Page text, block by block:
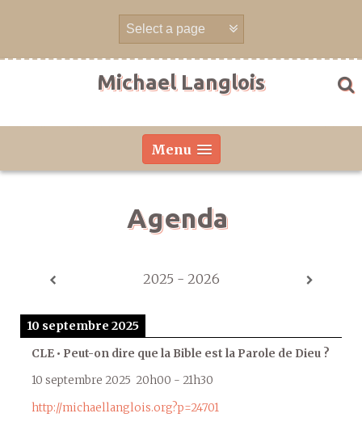
Michael Langlois
Menu
Agenda
2025 - 2026
10 septembre 2025
CLE • Peut-on dire que la Bible est la Parole de Dieu ?
10 septembre 2025 20h00 - 21h30
http://michaellanglois.org?p=24701